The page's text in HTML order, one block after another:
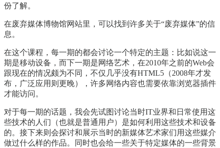
份了解。
在废弃媒体博物馆网站里，可以找到许多关于“废弃媒体”的信
息。
在这个课程，每一期的都会讨论一个特定的主题：比如说这一
期是移动设备，而下一期是网络艺术，在2010年之前的Web会
跟现在的情况颇为不同，不仅几乎没有HTML5（2008年才发
布，广泛应用则更晚），许多网络内容也需要依靠浏览器插件
才能访问。
对于每一期的话题，我会先试图讨论当时IT业界和日常使用这
些技术的人们（也就是普通用户）是如何利用这些技术和设备
的。接下来则会探讨和展示当时的新媒体艺术家们用这些媒介
做过什么样的作品。同时也会给一些关于特定媒体的一些背景